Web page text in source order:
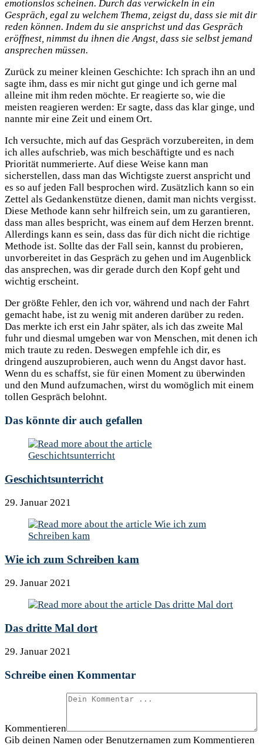
emotionslos scheinen. Durch das verwickeln in ein
Gespräch, egal zu welchem Thema, zeigst du, dass sie mit dir
reden können. Indem du sie ansprichst und das Gespräch
eröffnest, nimmst du ihnen die Angst, dass sie selbst jemand
ansprechen müssen.
Zurück zu meiner kleinen Geschichte: Ich sprach ihn an und
sagte ihm, dass es mir nicht gut ginge und ich gerne mal
alleine mit ihm reden möchte. Er reagierte so, wie die
meisten reagieren werden: Er sagte, dass das klar ginge, und
nannte mir eine Zeit und einem Ort.
Ich versuchte, mich auf das Gespräch vorzubereiten, in dem
ich alles aufschrieb, was mich beschäftigte und es nach
Priorität nummerierte. Auf diese Weise kann man
sicherstellen, dass man das Wichtigste zuerst anspricht und
es so auf jeden Fall besprochen wird. Zusätzlich kann so ein
Zettel als Gedankenstütze dienen, damit man nichts vergisst.
Diese Methode kann sehr hilfreich sein, um zu garantieren,
dass man alles bespricht, was einem auf dem Herzen brennt.
Allerdings kann es sein, dass das für dich nicht die richtige
Methode ist. Sollte das der Fall sein, kannst du probieren,
unvorbereitet in das Gespräch zu gehen und im Augenblick
das ansprechen, was dir gerade durch den Kopf geht und
wichtig erscheint.
Der größte Fehler, den ich vor, während und nach der Fahrt
gemacht habe, ist zu wenig mit anderen darüber zu reden.
Das merkte ich erst ein Jahr später, als ich das zweite Mal
fuhr und diesmal umgeben war von Menschen, mit denen ich
mich traute zu reden. Deswegen empfehle ich dir, es
dringend auszuprobieren, auch wenn du Angst davor hast.
Wenn du es schaffst, sie für einen Moment zu überwinden
und den Mund aufzumachen, wirst du womöglich mit einem
tollen Gespräch belohnt.
Das könnte dir auch gefallen
Geschichtsunterricht
29. Januar 2021
Wie ich zum Schreiben kam
29. Januar 2021
Das dritte Mal dort
29. Januar 2021
Schreibe einen Kommentar
Kommentieren
Gib deinen Namen oder Benutzernamen zum Kommentieren